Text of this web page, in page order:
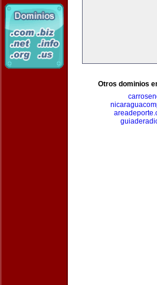
Otros dominios